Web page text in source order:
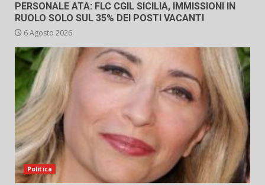
PERSONALE ATA: FLC CGIL SICILIA, IMMISSIONI IN
RUOLO SOLO SUL 35% DEI POSTI VACANTI
6 Agosto 2026
Politica